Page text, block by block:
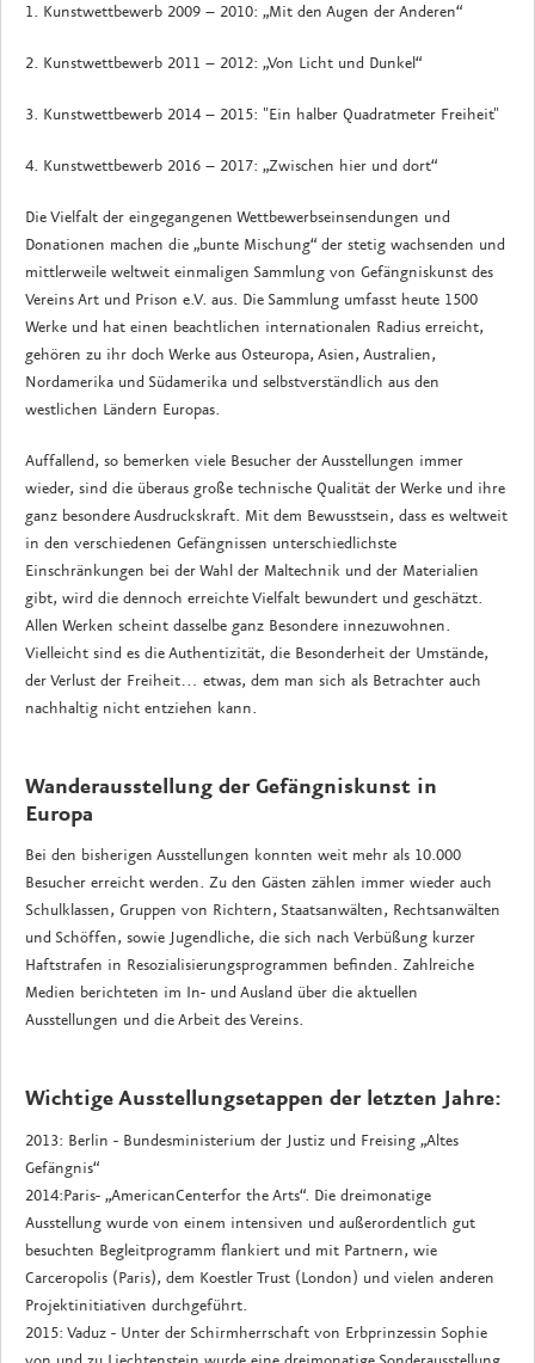
1. Kunstwettbewerb 2009 – 2010: „Mit den Augen der Anderen“
2. Kunstwettbewerb 2011 – 2012: „Von Licht und Dunkel“
3. Kunstwettbewerb 2014 – 2015: "Ein halber Quadratmeter Freiheit"
4. Kunstwettbewerb 2016 – 2017: „Zwischen hier und dort“
Die Vielfalt der eingegangenen Wettbewerbseinsendungen und
Donationen machen die „bunte Mischung“ der stetig wachsenden und
mittlerweile weltweit einmaligen Sammlung von Gefängniskunst des
Vereins Art und Prison e.V. aus. Die Sammlung umfasst heute 1500
Werke und hat einen beachtlichen internationalen Radius erreicht,
gehören zu ihr doch Werke aus Osteuropa, Asien, Australien,
Nordamerika und Südamerika und selbstverständlich aus den
westlichen Ländern Europas.
Auffallend, so bemerken viele Besucher der Ausstellungen immer
wieder, sind die überaus große technische Qualität der Werke und ihre
ganz besondere Ausdruckskraft. Mit dem Bewusstsein, dass es weltweit
in den verschiedenen Gefängnissen unterschiedlichste
Einschränkungen bei der Wahl der Maltechnik und der Materialien
gibt, wird die dennoch erreichte Vielfalt bewundert und geschätzt.
Allen Werken scheint dasselbe ganz Besondere innezuwohnen.
Vielleicht sind es die Authentizität, die Besonderheit der Umstände,
der Verlust der Freiheit… etwas, dem man sich als Betrachter auch
nachhaltig nicht entziehen kann.
Wanderausstellung der Gefängniskunst in
Europa
Bei den bisherigen Ausstellungen konnten weit mehr als 10.000
Besucher erreicht werden. Zu den Gästen zählen immer wieder auch
Schulklassen, Gruppen von Richtern, Staatsanwälten, Rechtsanwälten
und Schöffen, sowie Jugendliche, die sich nach Verbüßung kurzer
Haftstrafen in Resozialisierungsprogrammen befinden. Zahlreiche
Medien berichteten im In- und Ausland über die aktuellen
Ausstellungen und die Arbeit des Vereins.
Wichtige Ausstellungsetappen der letzten Jahre:
2013: Berlin - Bundesministerium der Justiz und Freising „Altes
Gefängnis“
2014:Paris- „AmericanCenterfor the Arts“. Die dreimonatige
Ausstellung wurde von einem intensiven und außerordentlich gut
besuchten Begleitprogramm flankiert und mit Partnern, wie
Carceropolis (Paris), dem Koestler Trust (London) und vielen anderen
Projektinitiativen durchgeführt.
2015: Vaduz - Unter der Schirmherrschaft von Erbprinzessin Sophie